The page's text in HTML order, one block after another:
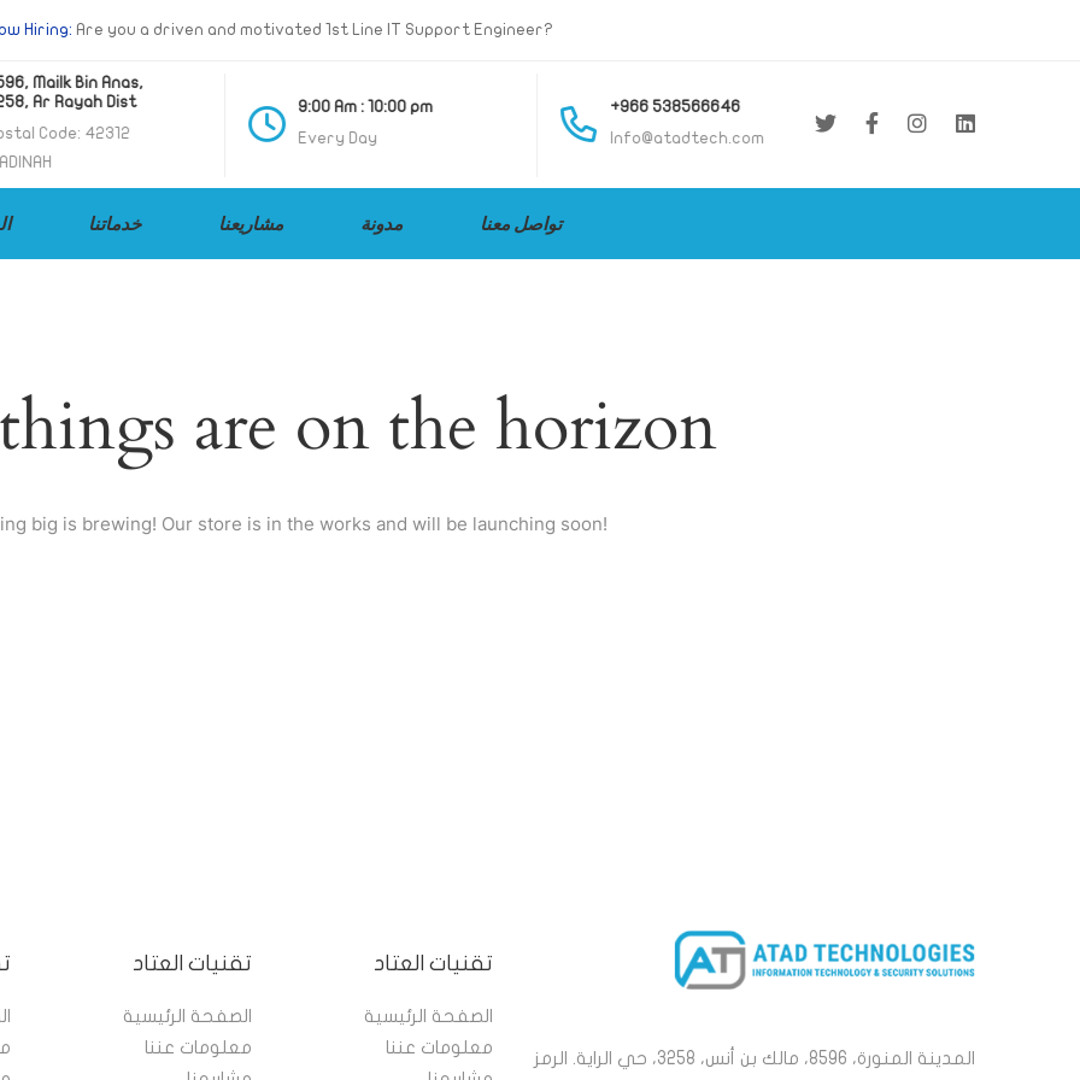
Hiring: Are you a driven and motivated 1st Line IT Support Engineer?
Mailk Bin Anas,
Ar Rayah Dist
Code: 42312
9:00 Am : 10:00 pm
Every Day
+966 538566646
Info@atadtech.com
Postal Code: 42312
خدماتنا مشاريعنا مدونة تواصل معنا
are on the horizon
big is brewing! Our store is in the works and will be launching soon!
المدينة المنورة، 8596، مالك بن أنس، 3258، حي الراية. الرمز
تقنيات العتاد
الصفحة الرئيسية
معلومات عننا
تقنيات العتاد
الصفحة الرئيسية
معلومات عننا